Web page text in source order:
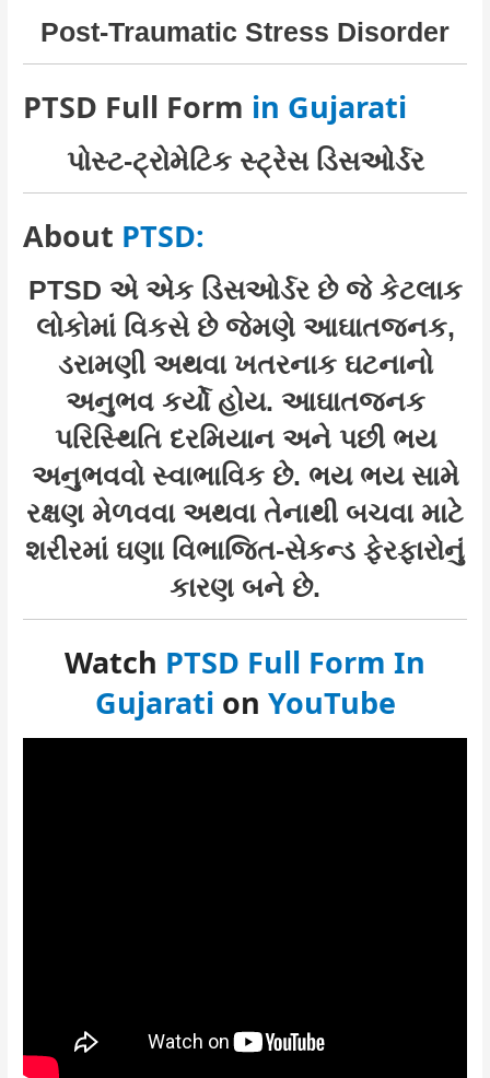
Post-Traumatic Stress Disorder
PTSD Full Form in Gujarati
પોસ્ટ-ટ્રોમેટિક સ્ટ્રેસ ડિસઓર્ડર
About PTSD:
PTSD એ એક ડિસઓર્ડર છે જે કેટલાક
લોકોમાં વિકસે છે જેમણે આઘાતજનક,
ડરામણી અથવા ખતરનાક ઘટનાનો
અનુભવ કર્યો હોય. આઘાતજનક
પરિસ્થિતિ દરમિયાન અને પછી ભય
અનુભવવો સ્વાભાવિક છે. ભય ભય સામે
રક્ષણ મેળવવા અથવા તેનાથી બચવા માટે
શરીરમાં ઘણા વિભાજિત-સેકન્ડ ફેરફારોનું
કારણ બને છે.
Watch PTSD Full Form In
Gujarati on YouTube